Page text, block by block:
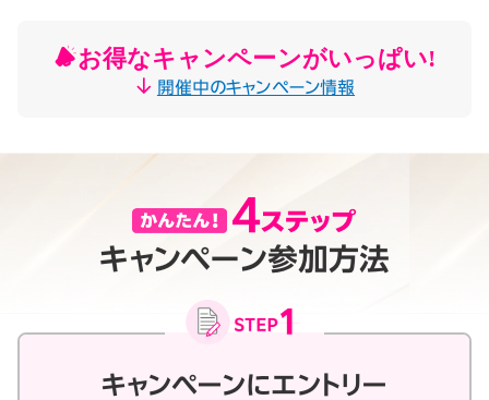
お得なキャンペーンがいっぱい!
開催中のキャンペーン情報
キャンペーン参加方法
キャンペーンにエントリー